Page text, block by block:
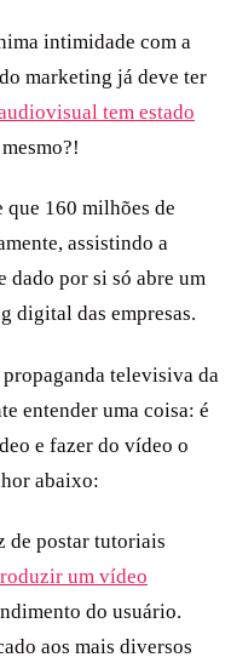
intimidade com a
marketing já deve ter
tem estado
que 160 milhões de
assistindo a
dado por si só abre um
digital das empresas.
televisiva da
entender uma coisa: é
e fazer do vídeo o
abaixo:
de postar tutoriais
um vídeo
do usuário.
aos mais diversos